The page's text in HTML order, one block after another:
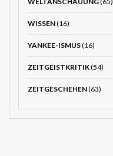
WISSEN(16)
YANKEE-ISMUS(16)
ZEITGEISTKRITIK(54)
ZEITGESCHEHEN(63)